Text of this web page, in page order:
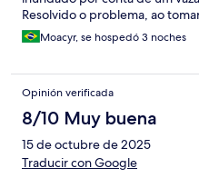
Resolvido o problema, ao
descobrimos que a água não
do banheiro. Colocaram até
do quarto. Não estava
Situações que eu nunca havia
simples em que ficamos.
Moacyr, se hospedó 3 noches
Opinión verificada
8/10 Muy buena
15 de octubre de 2025
Traducir con Google